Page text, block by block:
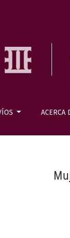
ACERCA
es: